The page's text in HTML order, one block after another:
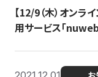
【12/9（木）オンラ
用サービス「